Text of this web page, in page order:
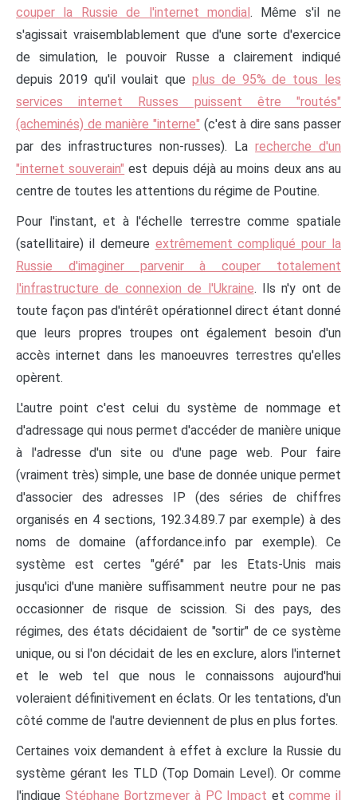
couper la Russie de l'internet mondial. Même s'il ne
s'agissait vraisemblablement que d'une sorte d'exercice
de simulation, le pouvoir Russe a clairement indiqué
depuis 2019 qu'il voulait que plus de 95% de tous les
services internet Russes puissent être "routés"
(acheminés) de manière "interne" (c'est à dire sans passer
par des infrastructures non-russes). La recherche d'un
"internet souverain" est depuis déjà au moins deux ans au
centre de toutes les attentions du régime de Poutine.
Pour l'instant, et à l'échelle terrestre comme spatiale
(satellitaire) il demeure extrêmement compliqué pour la
Russie d'imaginer parvenir à couper totalement
l'infrastructure de connexion de l'Ukraine. Ils n'y ont de
toute façon pas d'intérêt opérationnel direct étant donné
que leurs propres troupes ont également besoin d'un
accès internet dans les manoeuvres terrestres qu'elles
opèrent.
L'autre point c'est celui du système de nommage et
d'adressage qui nous permet d'accéder de manière unique
à l'adresse d'un site ou d'une page web. Pour faire
(vraiment très) simple, une base de donnée unique permet
d'associer des adresses IP (des séries de chiffres
organisés en 4 sections, 192.34.89.7 par exemple) à des
noms de domaine (affordance.info par exemple). Ce
système est certes "géré" par les Etats-Unis mais
jusqu'ici d'une manière suffisamment neutre pour ne pas
occasionner de risque de scission. Si des pays, des
régimes, des états décidaient de "sortir" de ce système
unique, ou si l'on décidait de les en exclure, alors l'internet
et le web tel que nous le connaissons aujourd'hui
voleraient définitivement en éclats. Or les tentations, d'un
côté comme de l'autre deviennent de plus en plus fortes.
Certaines voix demandent à effet à exclure la Russie du
système gérant les TLD (Top Domain Level). Or comme
l'indique Stéphane Bortzmeyer à PC Impact etcomme il